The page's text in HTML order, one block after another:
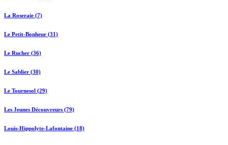
La Roseraie (7)
Le Petit-Bonheur (31)
Le Rucher (36)
Le Sablier (30)
Le Tournesol (29)
Les Jeunes Découvreurs (79)
Louis-Hippolyte-Lafontaine (18)